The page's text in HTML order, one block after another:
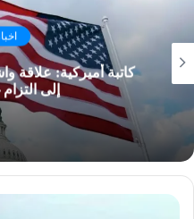
كاتبة أميركية: علاقة
إلى